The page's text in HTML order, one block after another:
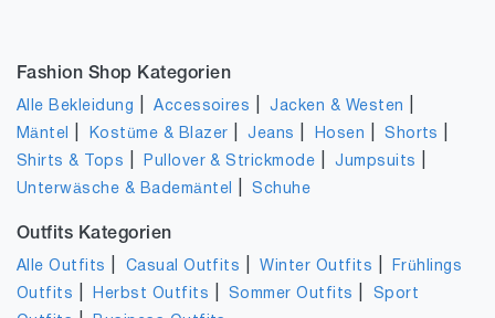
Fashion Shop Kategorien
Alle Bekleidung |Accessoires |Jacken & Westen
Mäntel Kostüme & Blazer |Jeans Hosen |Shorts
Shirts & Tops Pullover & Strickmode |Jumpsuits
Unterwäsche & Bademäntel |Schuhe
Outfits Kategorien
Alle Outfits Casual Outfits |Winter Outfits
Frühlings
Outfits
Herbst Outfits Sommer Outfits
Sport